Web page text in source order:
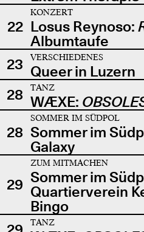
22
KONZERT
Losus Reynoso:
Albumtaufe
23
VERSCHIEDENES
Queer in Luzern
28
TANZ
WÆXE:
28
SOMMER IM SÜDPOL
Sommer im
Galaxy
29
ZUM MITMACHEN
Sommer im
Quartierverein
Bingo
TANZ